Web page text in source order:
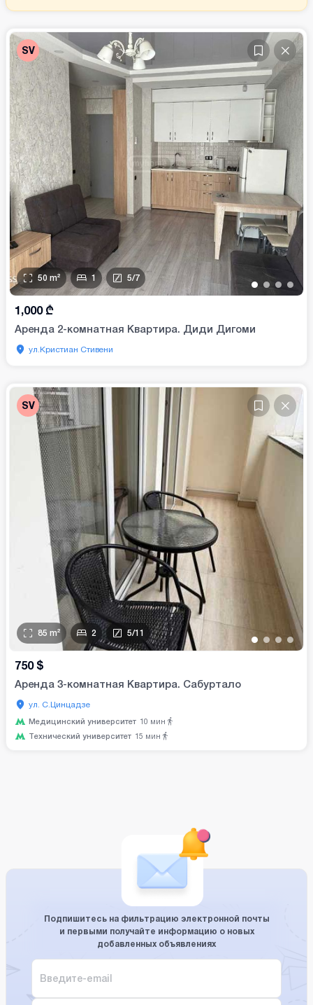
SV
• •• •
50 m² 1 5/7
1,000 ₾
Аренда 2-комнатная Квартира. Диди Дигоми
ул.Кристиан Стивени
SV
• • • •
85 m² 2 5/11
750 $
Аренда 3-комнатная Квартира. Сабуртало
ул. С.Цинцадзе
Медицинский университет 10 мин
Технический университет 15 мин
Подпишитесь на фильтрацию электронной почты
и первыми получайте информацию о новых
добавленных объявлениях